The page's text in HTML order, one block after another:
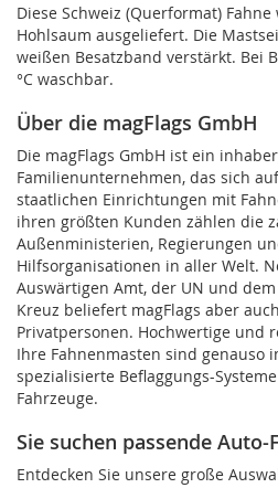
Diese Schweiz (Querformat)
Hohlsaum ausgeliefert. Die
weißen Besatzband verstärkt. Bei
°C waschbar.
Über die magFlags GmbH
Die magFlags GmbH ist ein
Familienunternehmen, das sich
staatlichen Einrichtungen mit
ihren größten Kunden zählen die
Außenministerien, Regierungen
Hilfsorganisationen in aller Welt.
Auswärtigen Amt, der UN und
Kreuz beliefert magFlags aber
Privatpersonen. Hochwertige und
Ihre Fahnenmasten sind genauso
spezialisierte Beflaggungs-
Fahrzeuge.
Sie suchen passende Auto-
Entdecken Sie unsere große